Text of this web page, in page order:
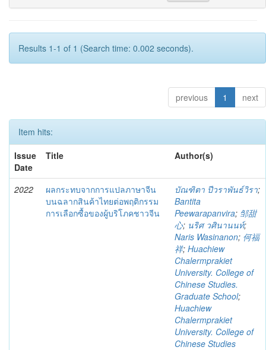
Results 1-1 of 1 (Search time: 0.002 seconds).
previous 1 next
Item hits:
Issue
Date
Title Author(s)
2022
ผลกระทบจากการแปลภาษาจีน
บนฉลากสินค้าไทยต่อพฤติกรรม
การเลือกซื้อของผู้บริโภคชาวจีน
บัณฑิตา ปีวราพันธ์วิรา;
Bantita
Peewarapanvira; 邹甜
心; นริศ วศินานนท์;
Naris Wasinanon; 何福
祥; Huachiew
Chalermprakiet
University. College of
Chinese Studies.
Graduate School;
Huachiew
Chalermprakiet
University. College of
Chinese Studies